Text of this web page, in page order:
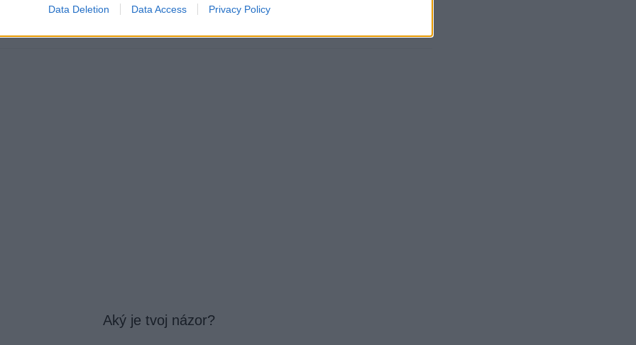
Data Deletion Data Access Privacy Policy
vody a málo úspor na blížiace sa ročné vyúčtovanie?
Aký je tvoj názor?